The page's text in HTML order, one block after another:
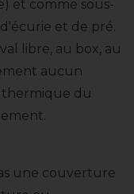
et comme sous-
et de pré.
libre, au box, au
aucun
thermique du
une couverture